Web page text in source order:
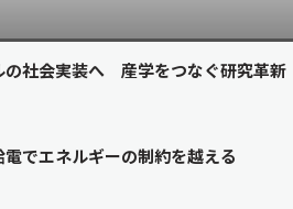
の社会実装へ 産学をつなぐ研究革新
電でエネルギーの制約を越える